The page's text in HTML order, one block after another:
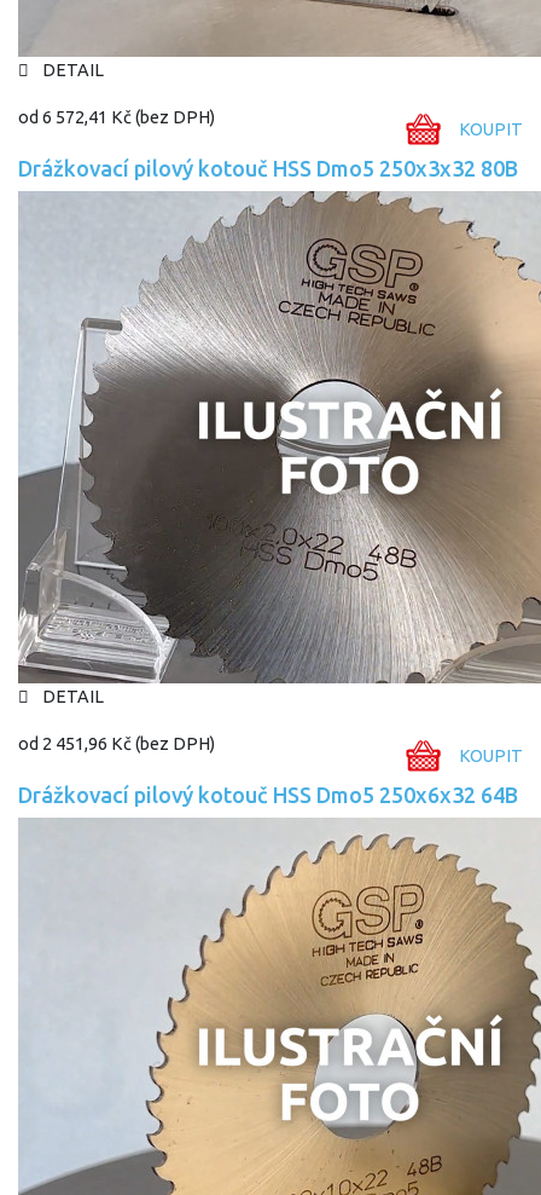
DETAIL
od 6 572,41 Kč(bez DPH)
KOUPIT
Drážkovací pilový kotouč HSS Dmo5 250x3x32 80B
DETAIL
od 2 451,96 Kč(bez DPH)
KOUPIT
Drážkovací pilový kotouč HSS Dmo5 250x6x32 64B